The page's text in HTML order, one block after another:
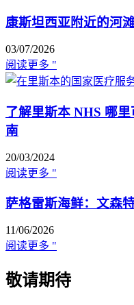
康斯坦西亚附近的河
03/07/2026
阅读更多 "
了解里斯本 NHS 哪
南
20/03/2024
阅读更多 "
萨格雷斯海鲜：文森
11/06/2026
阅读更多 "
敬请期待